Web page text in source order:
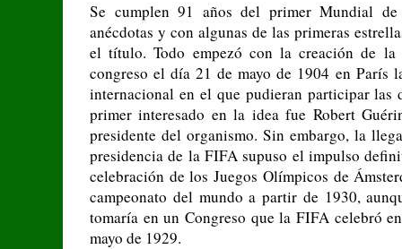
Se cumplen 91 años del primer Mundial
anécdotas y con algunas de las primeras
el título. Todo empezó con la creación de
congreso el día 21 de mayo de 1904 en París
internacional en el que pudieran participar las
primer interesado en la idea fue Robert
presidente del organismo. Sin embargo, la
presidencia de la FIFA supuso el impulso
celebración de los Juegos Olímpicos de
campeonato del mundo a partir de 1930,
tomaría en un Congreso que la FIFA celebró
mayo de 1929.